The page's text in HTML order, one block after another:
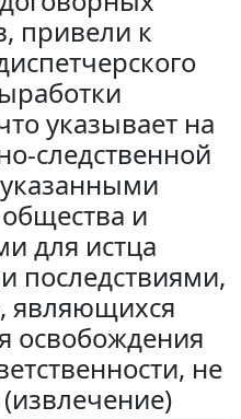
привели к
указывает на
следственной
и
для истца
последствиями,
являющихся
освобождения
не